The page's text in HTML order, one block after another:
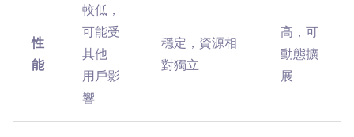
性
能
較低，
可能受
其他
用戶影
響
穩定，資源相
對獨立
高，可
動態擴
展